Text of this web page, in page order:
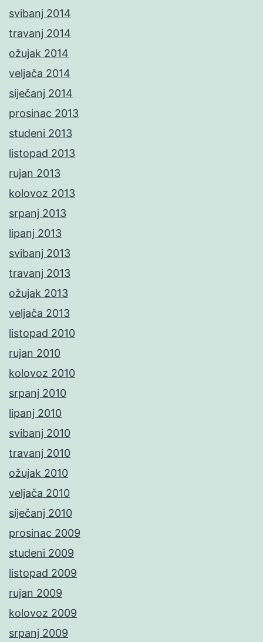
svibanj 2014
travanj 2014
ožujak 2014
veljača 2014
siječanj 2014
prosinac 2013
studeni 2013
listopad 2013
rujan 2013
kolovoz 2013
srpanj 2013
lipanj 2013
svibanj 2013
travanj 2013
ožujak 2013
veljača 2013
listopad 2010
rujan 2010
kolovoz 2010
srpanj 2010
lipanj 2010
svibanj 2010
travanj 2010
ožujak 2010
veljača 2010
siječanj 2010
prosinac 2009
studeni 2009
listopad 2009
rujan 2009
kolovoz 2009
srpanj 2009